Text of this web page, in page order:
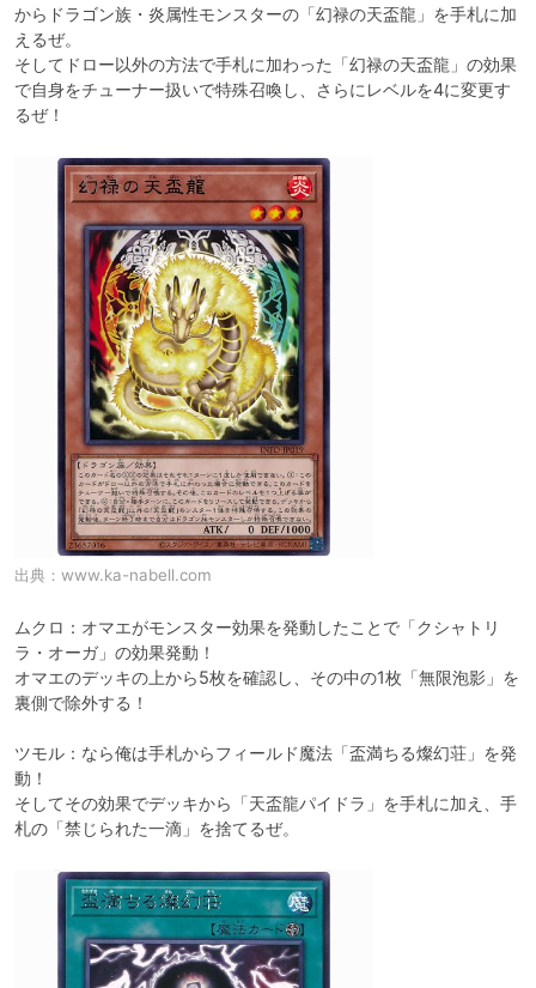
からドラゴン族・炎属性モンスターの「幻禄の天盃龍」を手札に加
えるぜ。
そしてドロー以外の方法で手札に加わった「幻禄の天盃龍」の効果
で自身をチューナー扱いで特殊召喚し、さらにレベルを4に変更す
るぜ！
出典： www.ka-nabell.com
ムクロ：オマエがモンスター効果を発動したことで「クシャトリ
ラ・オーガ」の効果発動！
オマエのデッキの上から5枚を確認し、その中の1枚「無限泡影」を
裏側で除外する！
ツモル：なら俺は手札からフィールド魔法「盃満ちる燦幻荘」を発
動！
そしてその効果でデッキから「天盃龍パイドラ」を手札に加え、手
札の「禁じられた一滴」を捨てるぜ。